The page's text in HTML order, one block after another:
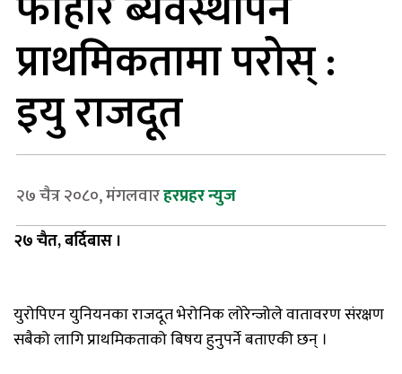
प्राथमिकतामा परोस् :
इयु राजदूत
२७ चैत्र २०८०, मंगलवारहरप्रहर न्युज
२७ चैत, बर्दिबास ।
युरोपिएनयुनियनकाराजदूतभेरोनिकलोरेन्जोलेवातावरणसंरक्षण
सबैकोलागिप्राथमिकताकोबिषयहुनुपर्ने बताएकी छन् ।